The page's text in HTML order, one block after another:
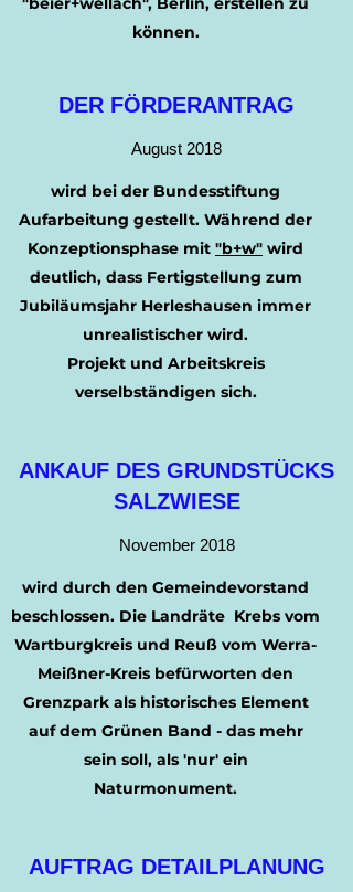
können.
DER FÖRDERANTRAG
August 2018
wird bei der Bundesstiftung
Aufarbeitung gestellt. Während der
Konzeptionsphase mit "b+w" wird
deutlich, dass Fertigstellung zum
Jubiläumsjahr Herleshausen immer
unrealistischer wird.
Projekt und Arbeitskreis
verselbständigen sich.
ANKAUF DES GRUNDSTÜCKS
SALZWIESE
November 2018
wird durch den Gemeindevorstand
beschlossen. Die Landräte Krebs vom
Wartburgkreis und Reuß vom Werra-
Meißner-Kreis befürworten den
Grenzpark als historisches Element
auf dem Grünen Band - das mehr
sein soll, als 'nur' ein
Naturmonument.
AUFTRAG DETAILPLANUNG